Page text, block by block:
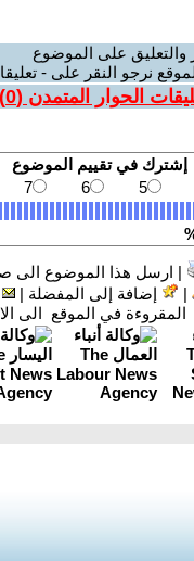
على الموضوع
نرجو النقر على -
الحوار المتمدن (0
)
| ارسل هذا الموضوع الى
| إضافة إلى المفضلة |
في الموقع الى